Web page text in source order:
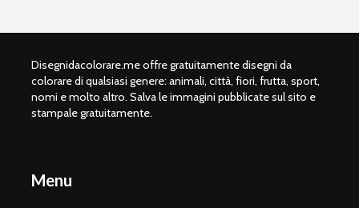
Disegnidacolorare.me offre gratuitamente disegni da
colorare di qualsiasi genere: animali, città, fiori, frutta, sport,
nomi e molto altro. Salva le immagini pubblicate sul sito e
stampale gratuitamente.
Menu